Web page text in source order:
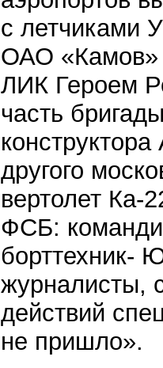
с летчиками
ОАО «Камов»
ЛИК Героем
часть
другого
вертолет Ка-
ФСБ:
борттехник-
журналисты,
действий
не пришло».